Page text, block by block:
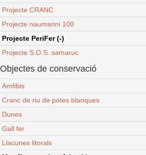
Projecte CRANC
Projecte naumanni 100
Projecte PeriFer (-)
Projecte S.O.S. samaruc
Objectes de conservació
Amfibis
Cranc de riu de potes blanques
Dunes
Gall fer
Llacunes litorals